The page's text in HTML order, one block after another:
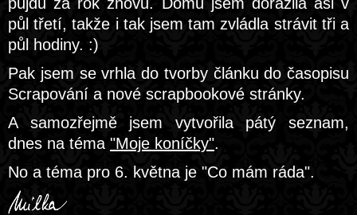
půl třetí, takže i tak jsem tam zvládla strávit tři a
půl hodiny. :)
Pak jsem se vrhla do tvorby článku do časopisu
Scrapování a nové scrapbookové stránky.
A samozřejmě jsem vytvořila pátý seznam,
dnes na téma "Moje koníčky".
No a téma pro 6. května je "Co mám ráda".